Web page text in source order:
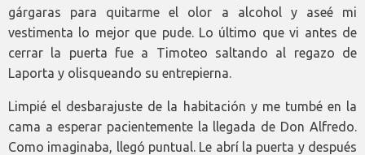
gárgaras para quitarme el olor a alcohol y aseé mi
vestimenta lo mejor que pude. Lo último que vi antes de
cerrar la puerta fue a Timoteo saltando al regazo de
Laporta y olisqueando su entrepierna.
Limpié el desbarajuste de la habitación y me tumbé en la
cama a esperar pacientemente la llegada de Don Alfredo.
Como imaginaba, llegó puntual. Le abrí la puerta y después